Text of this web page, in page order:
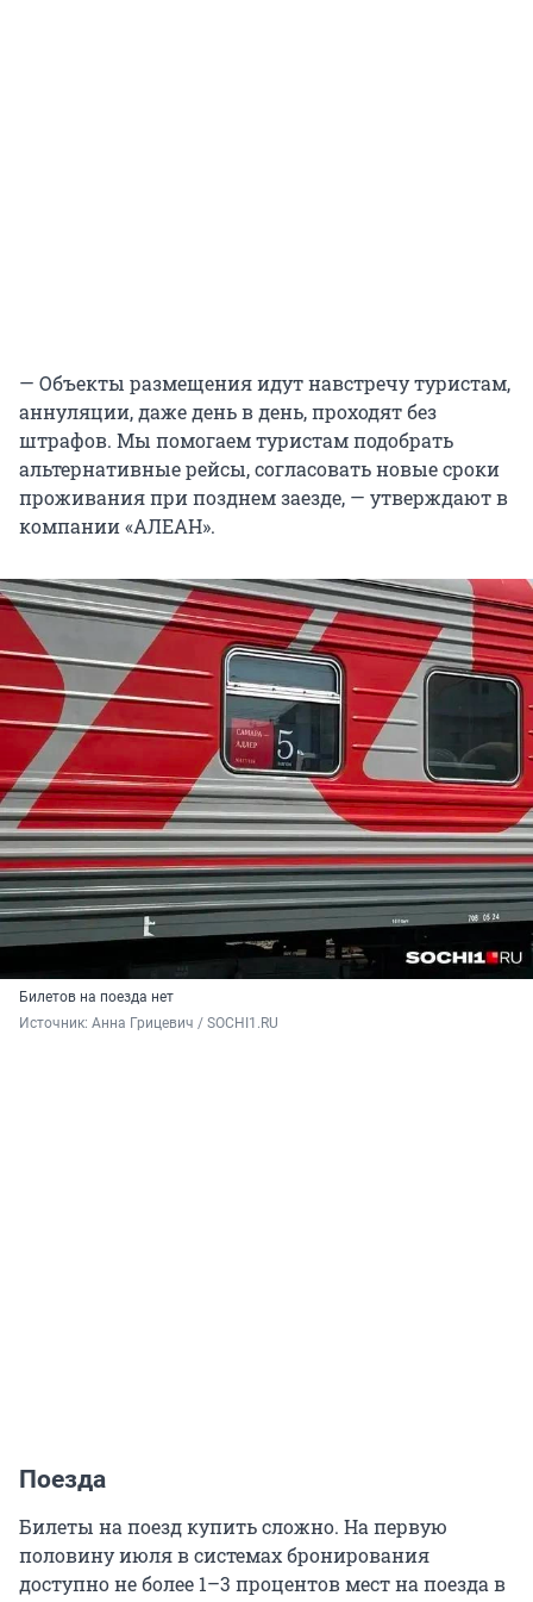
— Объекты размещения идут навстречу туристам,
аннуляции, даже день в день, проходят без
штрафов. Мы помогаем туристам подобрать
альтернативные рейсы, согласовать новые сроки
проживания при позднем заезде, — утверждают в
компании «АЛЕАН».
Билетов на поезда нет
Источник: Анна Грицевич / SOCHI1.RU
Поезда
Билеты на поезд купить сложно. На первую
половину июля в системах бронирования
доступно не более 1–3 процентов мест на поезда в